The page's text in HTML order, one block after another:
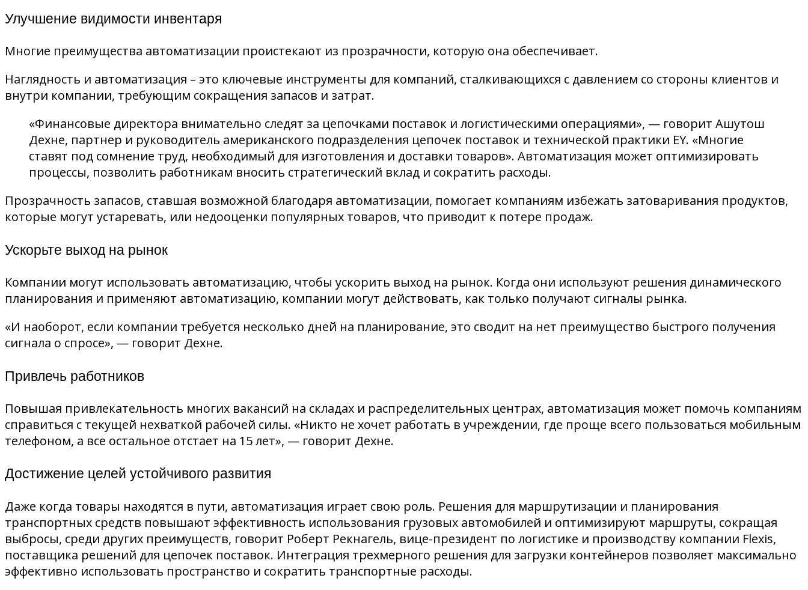
Улучшение видимости инвентаря
Многие преимущества автоматизации проистекают из прозрачности, которую она обеспечивает.
Наглядность и автоматизация – это ключевые инструменты для компаний, сталкивающихся с давлением со стороны клиентов и
внутри компании, требующим сокращения запасов и затрат.
«Финансовые директора внимательно следят за цепочками поставок и логистическими операциями», — говорит Ашутош
Дехне, партнер и руководитель американского подразделения цепочек поставок и технической практики EY. «Многие
ставят под сомнение труд, необходимый для изготовления и доставки товаров». Автоматизация может оптимизировать
процессы, позволить работникам вносить стратегический вклад и сократить расходы.
Прозрачность запасов, ставшая возможной благодаря автоматизации, помогает компаниям избежать затоваривания продуктов,
которые могут устаревать, или недооценки популярных товаров, что приводит к потере продаж.
Ускорьте выход на рынок
Компании могут использовать автоматизацию, чтобы ускорить выход на рынок. Когда они используют решения динамического
планирования и применяют автоматизацию, компании могут действовать, как только получают сигналы рынка.
«И наоборот, если компании требуется несколько дней на планирование, это сводит на нет преимущество быстрого получения
сигнала о спросе», — говорит Дехне.
Привлечь работников
Повышая привлекательность многих вакансий на складах и распределительных центрах, автоматизация может помочь компаниям
справиться с текущей нехваткой рабочей силы. «Никто не хочет работать в учреждении, где проще всего пользоваться мобильным
телефоном, а все остальное отстает на 15 лет», — говорит Дехне.
Достижение целей устойчивого развития
Даже когда товары находятся в пути, автоматизация играет свою роль. Решения для маршрутизации и планирования
транспортных средств повышают эффективность использования грузовых автомобилей и оптимизируют маршруты, сокращая
выбросы, среди других преимуществ, говорит Роберт Рекнагель, вице-президент по логистике и производству компании Flexis,
поставщика решений для цепочек поставок. Интеграция трехмерного решения для загрузки контейнеров позволяет максимально
эффективно использовать пространство и сократить транспортные расходы.